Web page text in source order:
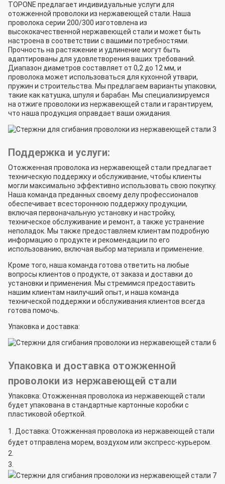
TOPONE предлагает индивидуальные услуги для
отожженной проволоки из нержавеющей стали. Наша
проволока серии 200/300 изготовлена из
высококачественной нержавеющей стали и может быть
настроена в соответствии с вашими потребностями.
Прочность на растяжение и удлинение могут быть
адаптированы для удовлетворения ваших требований.
Диапазон диаметров составляет от 0,2 до 12 мм, и
проволока может использоваться для кухонной утвари,
пружин и строительства. Мы предлагаем варианты упаковки,
такие как катушка, шпуля и барабан. Мы специализируемся
на отжиге проволоки из нержавеющей стали и гарантируем,
что наша продукция оправдает ваши ожидания.
Поддержка и услуги:
Отожженная проволока из нержавеющей стали предлагает
техническую поддержку и обслуживание, чтобы клиенты
могли максимально эффективно использовать свою покупку.
Наша команда преданных своему делу профессионалов
обеспечивает всестороннюю поддержку продукции,
включая первоначальную установку и настройку,
техническое обслуживание и ремонт, а также устранение
неполадок. Мы также предоставляем клиентам подробную
информацию о продукте и рекомендации по его
использованию, включая выбор материала и применение.
Кроме того, наша команда готова ответить на любые
вопросы клиентов о продукте, от заказа и доставки до
установки и применения. Мы стремимся предоставить
нашим клиентам наилучший опыт, и наша команда
технической поддержки и обслуживания клиентов всегда
готова помочь.
Упаковка и доставка:
Упаковка и доставка отожженной
проволоки из нержавеющей стали
Упаковка: Отожженная проволока из нержавеющей стали
будет упакована в стандартные картонные коробки с
пластиковой оберткой.
Доставка: Отожженная проволока из нержавеющей стали
будет отправлена морем, воздухом или экспресс-курьером.